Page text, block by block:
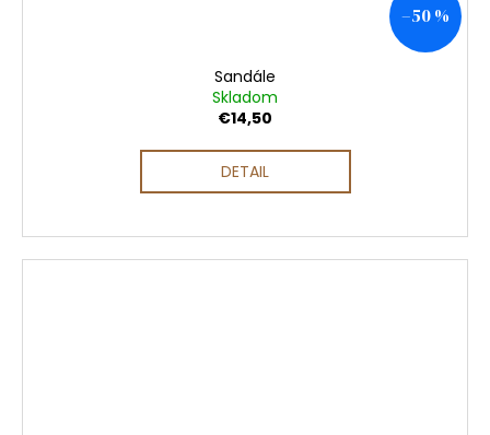
–50 %
Sandále
Skladom
€14,50
DETAIL